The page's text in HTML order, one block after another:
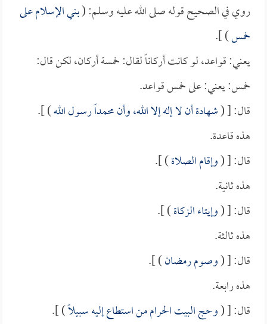
روي في الصحيح قوله صلى الله عليه وسلم: (بني الإسلام على
خمس) ].
يعني: قواعد، لو كانت أركاناً لقال: خمسة أركان، لكن قال:
خمس: يعني: على خمس قواعد.
قال: [ (شهادة أن لا إله إلا الله، وأن محمداً رسول الله) ].
هذه قاعدة.
قال: [ (وإقام الصلاة) ].
هذه ثانية.
قال: [ (وإيتاء الزكاة) ].
هذه ثالثة.
قال: [ (وصوم رمضان) ].
هذه رابعة.
قال: [ (وحج البيت الحرام من استطاع إليه سبيلاً) ].